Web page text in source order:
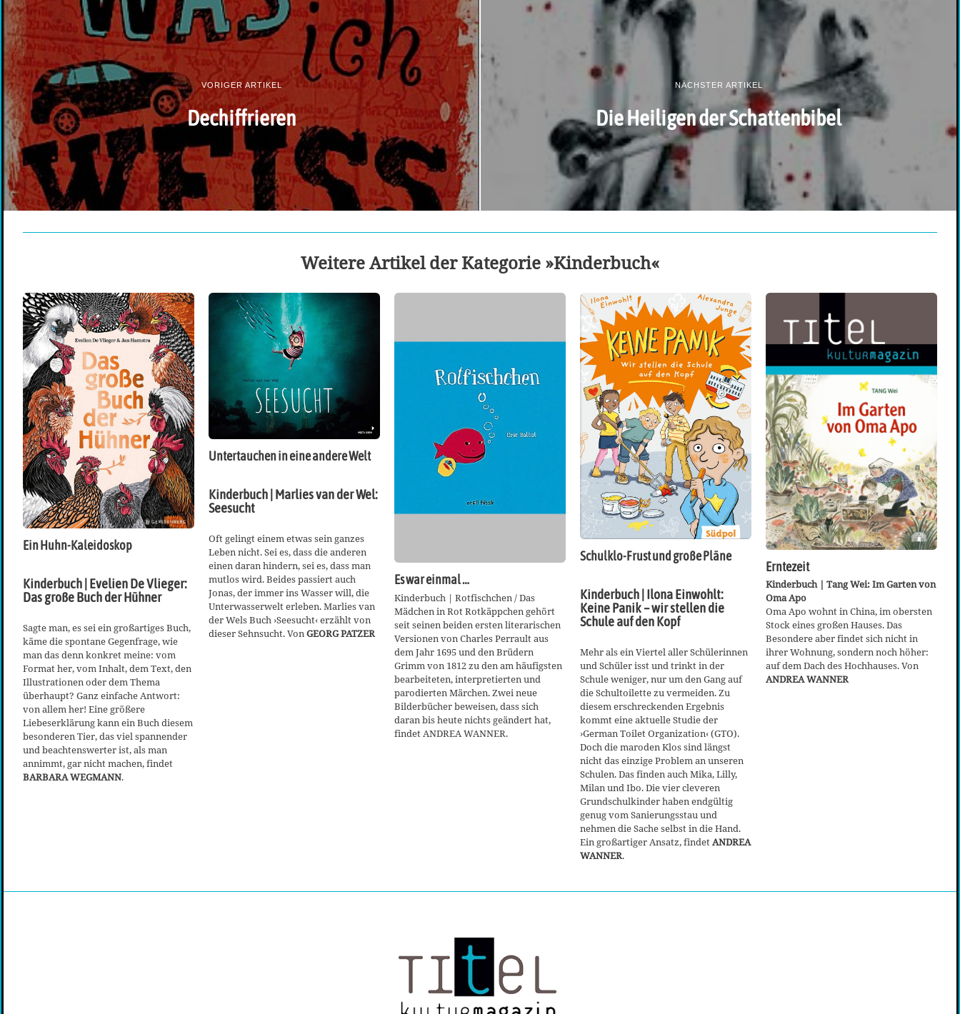
VORIGER ARTIKEL
Dechiffrieren
NÄCHSTER ARTIKEL
Die Heiligen der Schattenbibel
Weitere Artikel der Kategorie »Kinderbuch«
Ein Huhn-Kaleidoskop
Kinderbuch | Evelien De Vlieger:
Das große Buch der Hühner
Sagte man, es sei ein großartiges Buch,
käme die spontane Gegenfrage, wie
man das denn konkret meine: vom
Format her, vom Inhalt, dem Text, den
Illustrationen oder dem Thema
überhaupt? Ganz einfache Antwort:
von allem her! Eine größere
Liebeserklärung kann ein Buch diesem
besonderen Tier, das viel spannender
und beachtenswerter ist, als man
annimmt, gar nicht machen, findet
BARBARA WEGMANN.
Untertauchen in eine andere Welt
Kinderbuch | Marlies van der Wel:
Seesucht
Oft gelingt einem etwas sein ganzes
Leben nicht. Sei es, dass die anderen
einen daran hindern, sei es, dass man
mutlos wird. Beides passiert auch
Jonas, der immer ins Wasser will, die
Unterwasserwelt erleben. Marlies van
der Wels Buch ›Seesucht‹ erzählt von
dieser Sehnsucht. VonGEORG PATZER
Es war einmal …
Kinderbuch | Rotfischchen / Das
Mädchen in Rot Rotkäppchen gehört
seit seinen beiden ersten literarischen
Versionen von Charles Perrault aus
dem Jahr 1695 und den Brüdern
Grimm von 1812 zu den am häufigsten
bearbeiteten, interpretierten und
parodierten Märchen. Zwei neue
Bilderbücher beweisen, dass sich
daran bis heute nichts geändert hat,
findet ANDREA WANNER.
Schulklo-Frust und große Pläne
Kinderbuch | Ilona Einwohlt:
Keine Panik – wir stellen die
Schule auf den Kopf
Mehr als ein Viertel aller Schülerinnen
und Schüler isst und trinkt in der
Schule weniger, nur um den Gang auf
die Schultoilette zu vermeiden. Zu
diesem erschreckenden Ergebnis
kommt eine aktuelle Studie der
›German Toilet Organization‹ (GTO).
Doch die maroden Klos sind längst
nicht das einzige Problem an unseren
Schulen. Das finden auch Mika, Lilly,
Milan und Ibo. Die vier cleveren
Grundschulkinder haben endgültig
genug vom Sanierungsstau und
nehmen die Sache selbst in die Hand.
Ein großartiger Ansatz, findetANDREA
WANNER.
Erntezeit
Kinderbuch | Tang Wei: Im Garten von
Oma Apo
Oma Apo wohnt in China, im obersten
Stock eines großen Hauses. Das
Besondere aber findet sich nicht in
ihrer Wohnung, sondern noch höher:
auf dem Dach des Hochhauses. Von
ANDREA WANNER